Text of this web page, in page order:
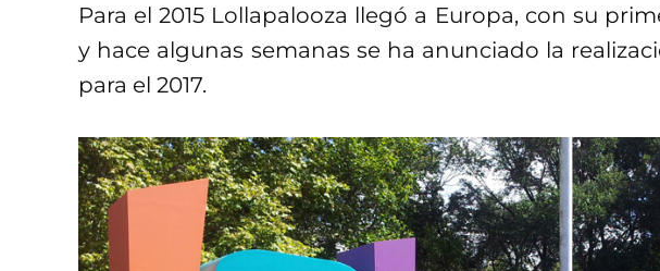
Para el 2015 Lollapalooza llegó a Europa, con su
y hace algunas semanas se ha anunciado la
para el 2017.